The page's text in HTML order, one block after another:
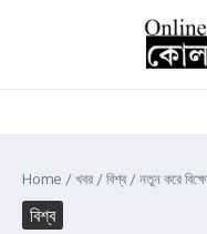
Home /খবর /বিশ্ব /নতুন করে
বিশ্ব